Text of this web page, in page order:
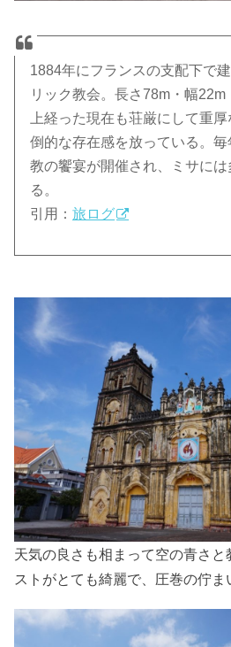
1884年にフランスの支配下で
リック教会。長さ78m・幅
上経った現在も荘厳にして重
倒的な存在感を放っている。毎
教の饗宴が開催され、ミサに
る。
引用：旅ログ
天気の良さも相まって空の青さと
ストがとても綺麗で、圧巻の佇ま